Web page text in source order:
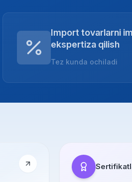
Import tovarlarni
ekspertiza qilish
Tez kunda ochiladi